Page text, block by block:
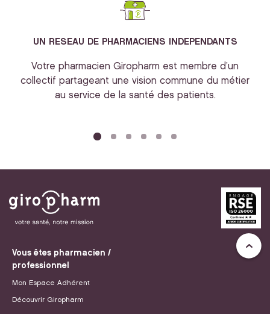
UN RESEAU DE PHARMACIENS INDEPENDANTS
Votre pharmacien Giropharm est membre d’un
collectif partageant une vision commune du métier
au service de la santé des patients.
Vous êtes pharmacien /
professionnel
Mon Espace Adhérent
Découvrir Giropharm